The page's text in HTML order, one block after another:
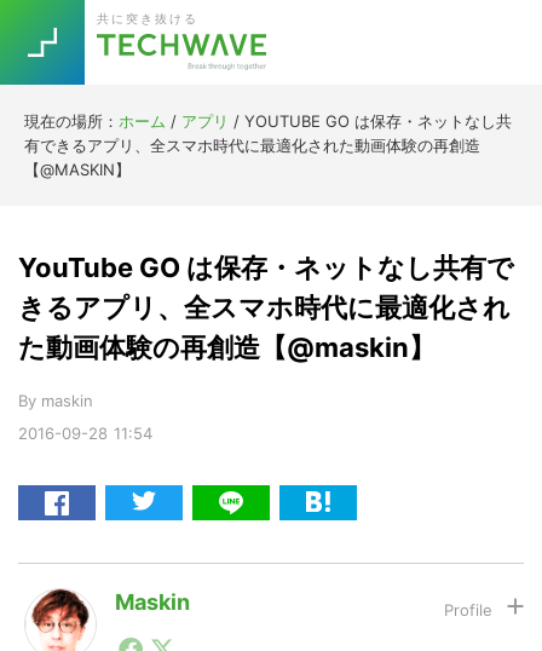
primary
navigation
main
content
primary
sidebar
footer
共に突き抜ける
現在の場所： ホーム / アプリ / YOUTUBE GO は保存・ネットなし共
有できるアプリ、全スマホ時代に最適化された動画体験の再創造
【@MASKIN】
2016-09-28 11:54
YouTube GO は保存・ネットなし共有で
きるアプリ、全スマホ時代に最適化され
た動画体験の再創造【@maskin】
By maskin
Maskin
1990年代初頭から記者としてまた起業家としてITスタ
暗号資産
LINE
Trend
Keywords
今話題の注目キーワード
5G Asana テレワーク
ニューノーマル
Daily Weekly